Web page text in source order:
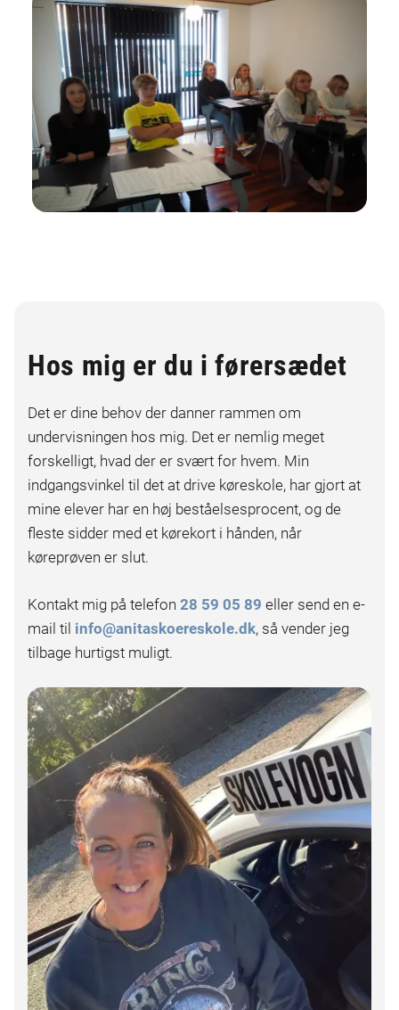
Hos mig er du i førersædet
Det er dine behov der danner rammen om
undervisningen hos mig. Det er nemlig meget
forskelligt, hvad der er svært for hvem. Min
indgangsvinkel til det at drive køreskole, har gjort at
mine elever har en høj beståelsesprocent, og de
fleste sidder med et kørekort i hånden, når
køreprøven er slut.
Kontakt mig på telefon 28 59 05 89 eller send en e-
mail til info@anitaskoereskole.dk, så vender jeg
tilbage hurtigst muligt.